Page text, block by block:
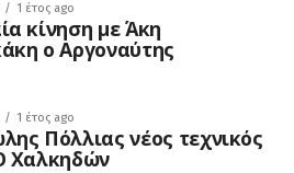
1 έτος ago
κίνηση με Άκη
ο Αργοναύτης
1 έτος ago
Πόλλιας νέος τεχνικός
Χαλκηδών